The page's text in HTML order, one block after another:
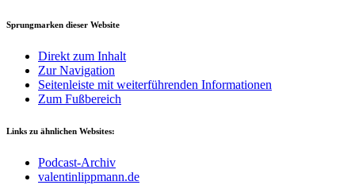
Sprungmarken dieser Website
Direkt zum Inhalt
Zur Navigation
Seitenleiste mit weiterführenden Informationen
Zum Fußbereich
Links zu ähnlichen Websites:
Podcast-Archiv
valentinlippmann.de